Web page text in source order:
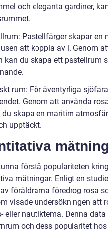
och eleganta gardiner,
Pastellfärger skapar en
att koppla av i. Genom
kan du skapa ett pastellrum
rum: För äventyrliga
Genom att använda
du skapa en maritim
upptäckt.
förstå populariteten
mätningar. Enligt en
föräldrarna föredrog rosa
visade undersökningen att
eller nautiktema. Denna
och dess popularitet